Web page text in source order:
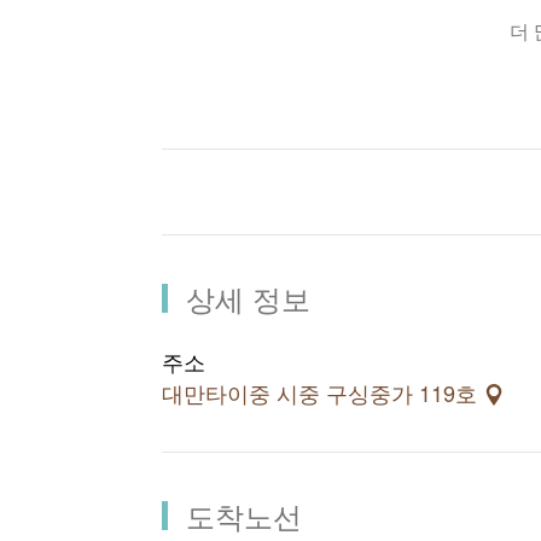
더
상세 정보
주소
대만타이중 시중 구싱중가 119호
도착노선